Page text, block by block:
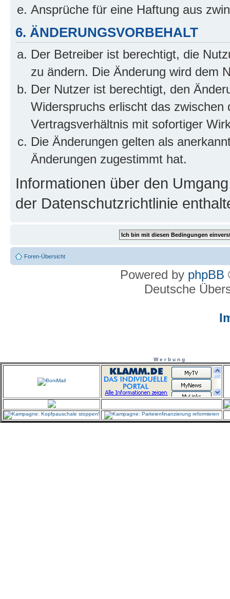
Ansprüche für eine Haftung aus
6. ÄNDERUNGSVORBEHALT
Der Betreiber ist berechtigt, die
zu ändern. Die Änderung wird dem
Der Nutzer ist berechtigt, den
Widerspruchs erlischt das
Vertragsverhältnis mit sofortiger
Die Änderungen gelten als
Änderungen zugestimmt hat.
Informationen über den
der Datenschutzrichtlinie
Foren-Übersicht
Powered by phpBB
Deutsche
W e r b u n g